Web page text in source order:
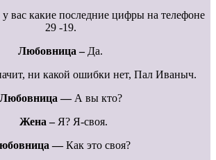
вас какие последние цифры на телефоне
29 -19.
Любовница –Да.
ни какой ошибки нет, Пал Иваныч.
Любовница —А вы кто?
Жена –Я? Я-своя.
—Как это своя?